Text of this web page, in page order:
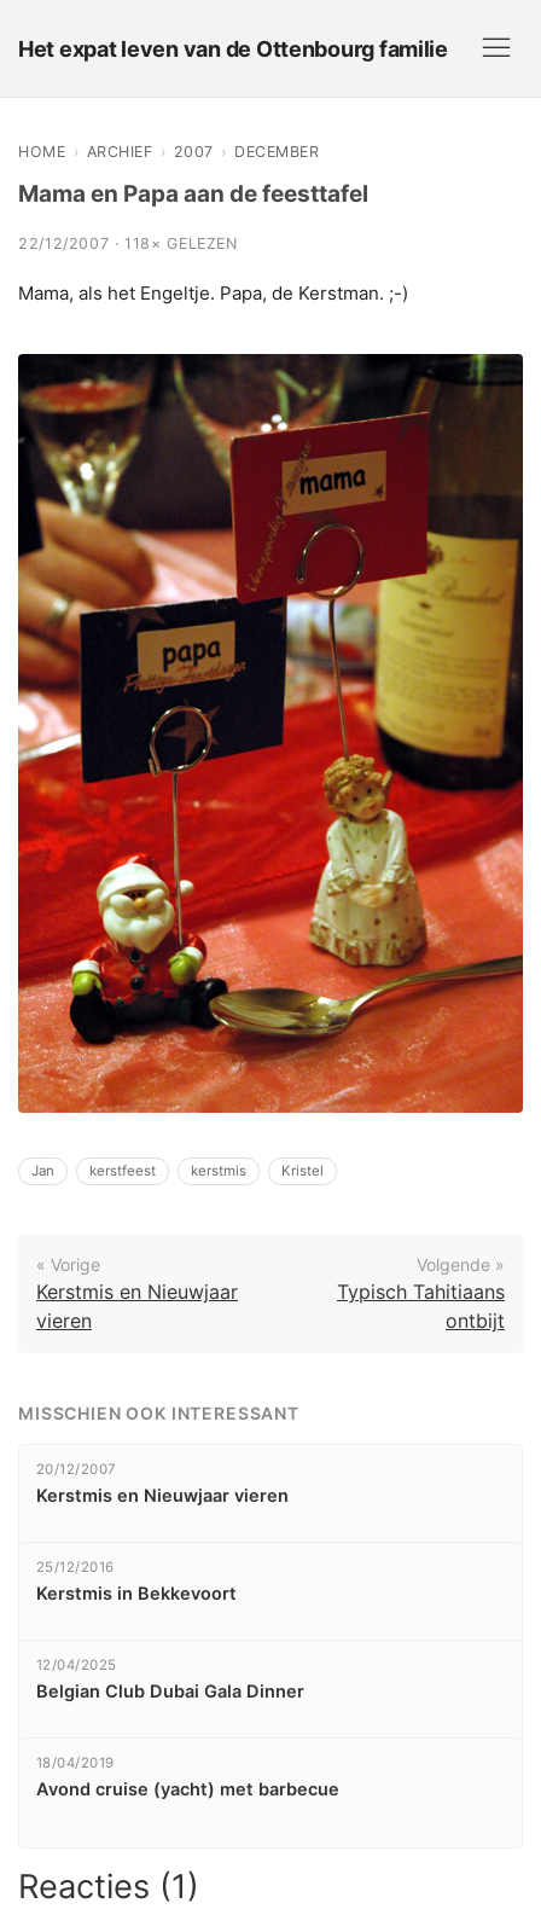
Het expat leven van de Ottenbourg familie
HOME › ARCHIEF › 2007 › DECEMBER
Mama en Papa aan de feesttafel
22/12/2007 · 118× GELEZEN
Mama, als het Engeltje. Papa, de Kerstman. ;-)
Jan kerstfeest kerstmis Kristel
« Vorige
Kerstmis en Nieuwjaar
vieren
Volgende »
Typisch Tahitiaans
ontbijt
MISSCHIEN OOK INTERESSANT
20/12/2007
Kerstmis en Nieuwjaar vieren
25/12/2016
Kerstmis in Bekkevoort
12/04/2025
Belgian Club Dubai Gala Dinner
18/04/2019
Avond cruise (yacht) met barbecue
Reacties (1)